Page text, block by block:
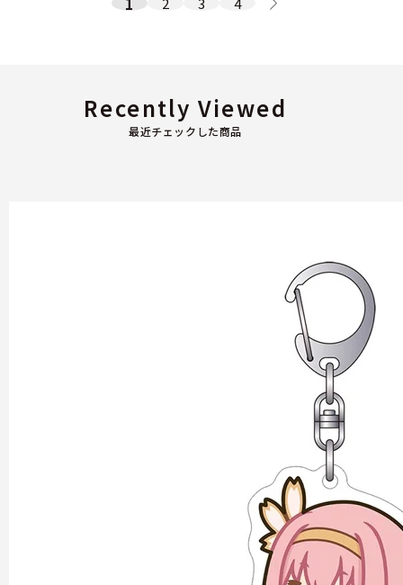
最近チェックした商品
Recently Viewed